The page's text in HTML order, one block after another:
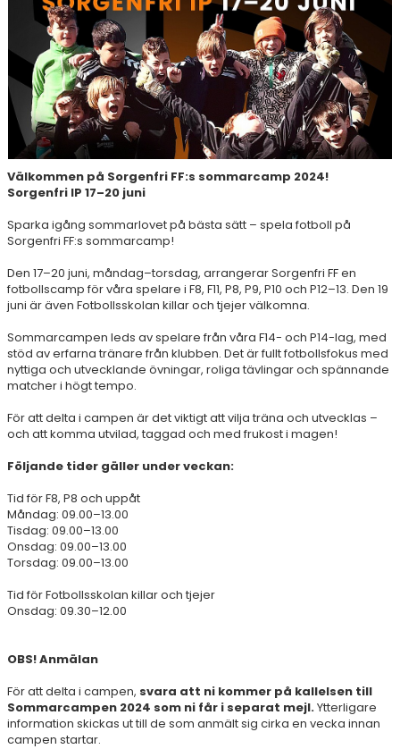
Välkommen på Sorgenfri FF:s sommarcamp 2024!
Sorgenfri IP 17–20 juni
Sparka igång sommarlovet på bästa sätt – spela fotboll på
Sorgenfri FF:s sommarcamp!
Den 17–20 juni, måndag–torsdag, arrangerar Sorgenfri FF en
fotbollscamp för våra spelare i F8, F11, P8, P9, P10 och P12–13. Den 19
juni är även Fotbollsskolan killar och tjejer välkomna.
Sommarcampen leds av spelare från våra F14- och P14-lag, med
stöd av erfarna tränare från klubben. Det är fullt fotbollsfokus med
nyttiga och utvecklande övningar, roliga tävlingar och spännande
matcher i högt tempo.
För att delta i campen är det viktigt att vilja träna och utvecklas –
och att komma utvilad, taggad och med frukost i magen!
Följande tider gäller under veckan:
Tid för F8, P8 och uppåt
Måndag: 09.00–13.00
Tisdag: 09.00–13.00
Onsdag: 09.00–13.00
Torsdag: 09.00–13.00
Tid för Fotbollsskolan killar och tjejer
Onsdag: 09.30–12.00
OBS! Anmälan
För att delta i campen, svara att ni kommer på kallelsen till
Sommarcampen 2024 som ni får i separat mejl.Ytterligare
information skickas ut till de som anmält sig cirka en vecka innan
campen startar.